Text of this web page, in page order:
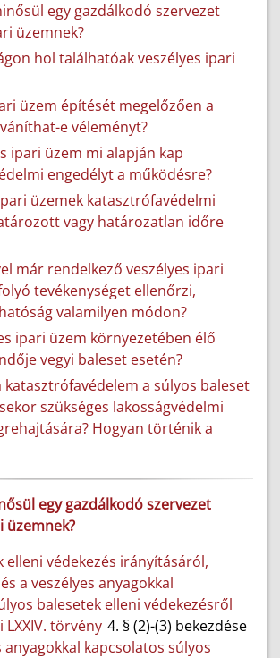
egy gazdálkodó szervezet
üzemnek?
hol találhatóak veszélyes ipari
üzem építését megelőzően a
e véleményt?
ipari üzem mi alapján kap
engedélyt a működésre?
üzemek katasztrófavédelmi
vagy határozatlan időre
már rendelkező veszélyes ipari
tevékenységet ellenőrzi,
valamilyen módon?
ipari üzem környezetében élő
vegyi baleset esetén?
katasztrófavédelem a súlyos baleset
szükséges lakosságvédelmi
Hogyan történik a
egy gazdálkodó szervezet
üzemnek?
elleni védekezés irányításáról,
a veszélyes anyagokkal
balesetek elleni védekezésről
LXXIV. törvény 4. § (2)-(3) bekezdése
anyagokkal kapcsolatos súlyos